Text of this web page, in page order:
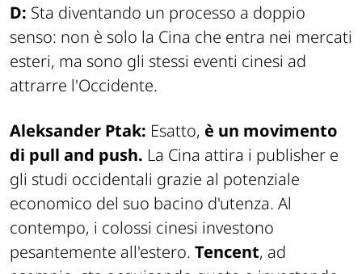
D: Sta diventando un processo a doppio
senso: non è solo la Cina che entra nei mercati
esteri, ma sono gli stessi eventi cinesi ad
attrarre l'Occidente.
Aleksander Ptak: Esatto, è un movimento
di pull and push. La Cina attira i publisher e
gli studi occidentali grazie al potenziale
economico del suo bacino d'utenza. Al
contempo, i colossi cinesi investono
pesantemente all'estero. Tencent, ad